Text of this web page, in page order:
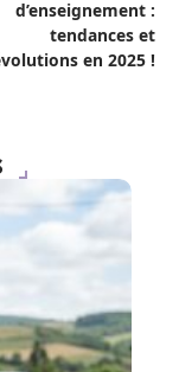
d’enseignement :
tendances et
en 2025 !